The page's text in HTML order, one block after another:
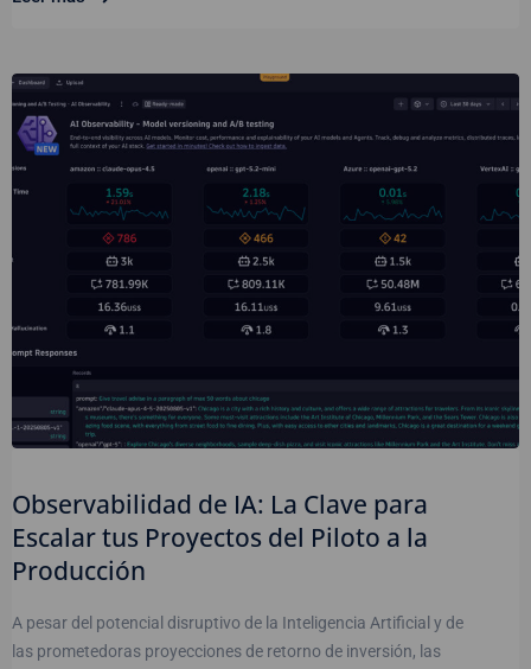
Observabilidad de IA: La Clave para
Escalar tus Proyectos del Piloto a la
Producción
A pesar del potencial disruptivo de la Inteligencia Artificial y de
las prometedoras proyecciones de retorno de inversión, las